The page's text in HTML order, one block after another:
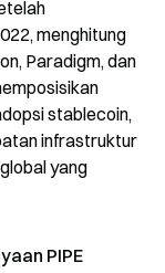
menghitung
Paradigm, dan
stablecoin,
infrastruktur
yang
PIPE